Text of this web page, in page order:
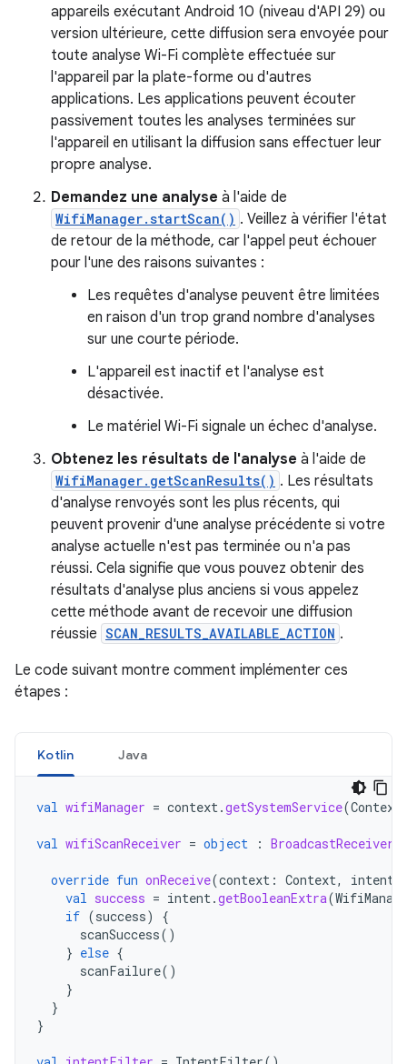
appareils exécutant Android 10 (niveau d'API 29) ou
version ultérieure, cette diffusion sera envoyée pour
toute analyse Wi-Fi complète effectuée sur
l'appareil par la plate-forme ou d'autres
applications. Les applications peuvent écouter
passivement toutes les analyses terminées sur
l'appareil en utilisant la diffusion sans effectuer leur
propre analyse.
Demandez une analyse à l'aide de
WifiManager.startScan() . Veillez à vérifier l'état
de retour de la méthode, car l'appel peut échouer
pour l'une des raisons suivantes :
Les requêtes d'analyse peuvent être limitées
en raison d'un trop grand nombre d'analyses
sur une courte période.
L'appareil est inactif et l'analyse est
désactivée.
Le matériel Wi-Fi signale un échec d'analyse.
Obtenez les résultats de l'analyse à l'aide de
WifiManager.getScanResults() . Les résultats
d'analyse renvoyés sont les plus récents, qui
peuvent provenir d'une analyse précédente si votre
analyse actuelle n'est pas terminée ou n'a pas
réussi. Cela signifie que vous pouvez obtenir des
résultats d'analyse plus anciens si vous appelez
cette méthode avant de recevoir une diffusion
réussie SCAN_RESULTS_AVAILABLE_ACTION .
Le code suivant montre comment implémenter ces
étapes :
Kotlin Java
val wifiManager = context.getSystemService(Context
val wifiScanReceiver = object : BroadcastReceiver
override fun onReceive(context : Context, intent
val success = intent.getBooleanExtra(
if (success)
{
scanSuccess()
} else {
scanFailure()
}
}
}